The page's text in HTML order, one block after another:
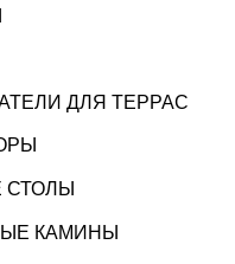
ДЛЯ ТЕРРАС
СТОЛЫ
КАМИНЫ